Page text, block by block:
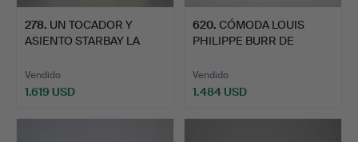
278. UN TOCADOR Y
ASIENTO STARBAY LA
Vendido
1.619 USD
620. CÓMODA LOUIS
PHILIPPE BURR DE
Vendido
1.484 USD